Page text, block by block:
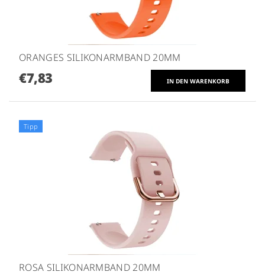
ORANGES SILIKONARMBAND 20MM
€7,83
Tipp
ROSA SILIKONARMBAND 20MM